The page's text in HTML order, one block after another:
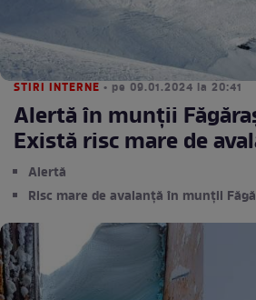
STIRI INTERNE • pe 09.01.2024 la 20:41
Alertă în munții
Există risc mare de
Alertă
Risc mare de avalanță în munții